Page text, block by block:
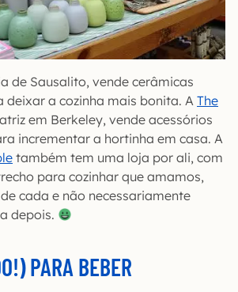
de Sausalito, vende cerâmicas
a cozinha mais bonita. A The
em Berkeley, vende acessórios
incrementar a hortinha em casa. A
também tem uma loja por ali, com
para cozinhar que amamos,
cada e não necessariamente
depois.
PARA BEBER